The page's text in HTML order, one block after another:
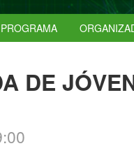
PROGRAMA
DE